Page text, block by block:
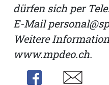
dürfen sich per
E-Mail
Weitere
www.mpdeo.ch.
Share
Share